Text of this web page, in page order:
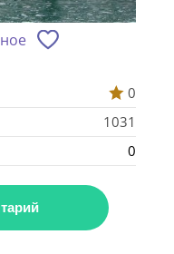
0
1031
0